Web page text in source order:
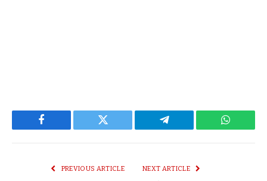
Facebook Twitter Telegram
PREVIOUS ARTICLE NEXT ARTICLE